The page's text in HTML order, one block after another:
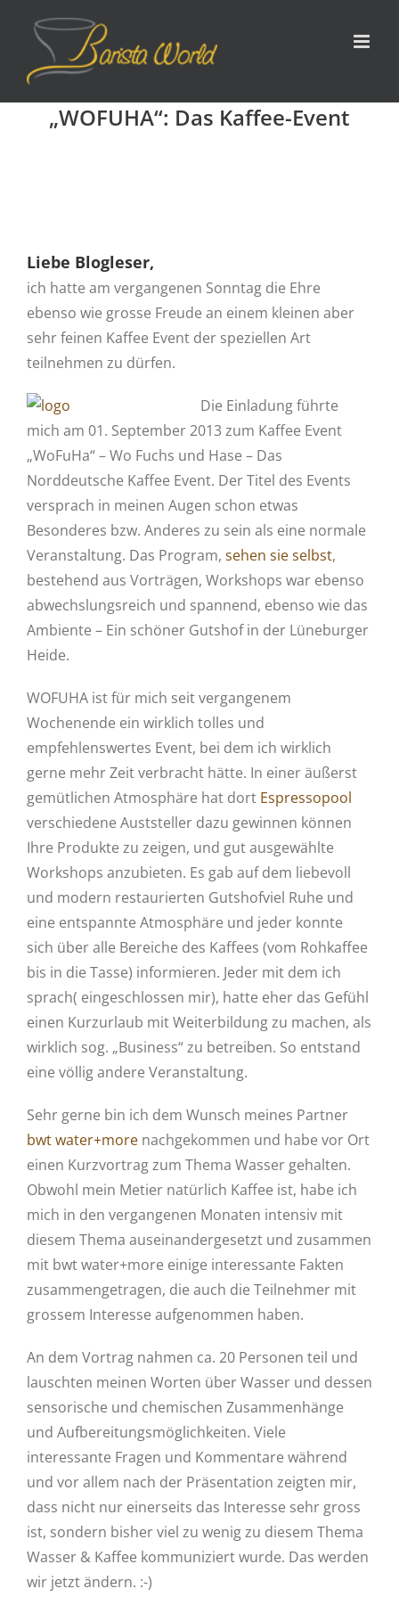
Inhalt
springen
„WOFUHA“: Das Kaffee-Event
Liebe Blogleser,
ich hatte am vergangenen Sonntag die Ehre
ebenso wie grosse Freude an einem kleinen aber
sehr feinen Kaffee Event der speziellen Art
teilnehmen zu dürfen.
Die Einladung führte
mich am 01. September 2013 zum Kaffee Event
„WoFuHa“ – Wo Fuchs und Hase – Das
Norddeutsche Kaffee Event. Der Titel des Events
versprach in meinen Augen schon etwas
Besonderes bzw. Anderes zu sein als eine normale
Veranstaltung. Das Program, sehen sie selbst,
bestehend aus Vorträgen, Workshops war ebenso
abwechslungsreich und spannend, ebenso wie das
Ambiente – Ein schöner Gutshof in der Lüneburger
Heide.
WOFUHA ist für mich seit vergangenem
Wochenende ein wirklich tolles und
empfehlenswertes Event, bei dem ich wirklich
gerne mehr Zeit verbracht hätte. In einer äußerst
gemütlichen Atmosphäre hat dort Espressopool
verschiedene Auststeller dazu gewinnen können
Ihre Produkte zu zeigen, und gut ausgewählte
Workshops anzubieten. Es gab auf dem liebevoll
und modern restaurierten Gutshofviel Ruhe und
eine entspannte Atmosphäre und jeder konnte
sich über alle Bereiche des Kaffees (vom Rohkaffee
bis in die Tasse) informieren. Jeder mit dem ich
sprach( eingeschlossen mir), hatte eher das Gefühl
einen Kurzurlaub mit Weiterbildung zu machen, als
wirklich sog. „Business“ zu betreiben. So entstand
eine völlig andere Veranstaltung.
Sehr gerne bin ich dem Wunsch meines Partner
bwt water+more nachgekommen und habe vor Ort
einen Kurzvortrag zum Thema Wasser gehalten.
Obwohl mein Metier natürlich Kaffee ist, habe ich
mich in den vergangenen Monaten intensiv mit
diesem Thema auseinandergesetzt und zusammen
mit bwt water+more einige interessante Fakten
zusammengetragen, die auch die Teilnehmer mit
grossem Interesse aufgenommen haben.
An dem Vortrag nahmen ca. 20 Personen teil und
lauschten meinen Worten über Wasser und dessen
sensorische und chemischen Zusammenhänge
und Aufbereitungsmöglichkeiten. Viele
interessante Fragen und Kommentare während
und vor allem nach der Präsentation zeigten mir,
dass nicht nur einerseits das Interesse sehr gross
ist, sondern bisher viel zu wenig zu diesem Thema
Wasser & Kaffee kommuniziert wurde. Das werden
wir jetzt ändern. :-)